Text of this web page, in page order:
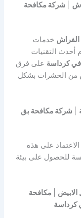
شركة مكافحة
خدمات
التقنيات
كرداسة على فرق
من الحشرات بشكل
شركة مكافحة بق
على هذه
للحصول على بيئة
|مكافحة
كرداسة